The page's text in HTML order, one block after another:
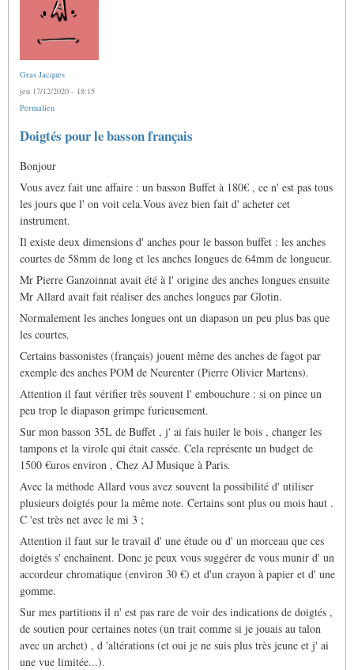
Gras Jacques
jeu 17/12/2020 - 18:15
Permalien
Doigtés pour le basson français
Bonjour
Vous avez fait une affaire : un basson Buffet à 180€ , ce n' est pas tous
les jours que l' on voit cela.Vous avez bien fait d' acheter cet
instrument.
Il existe deux dimensions d' anches pour le basson buffet : les anches
courtes de 58mm de long et les anches longues de 64mm de longueur.
Mr Pierre Ganzoinnat avait été à l' origine des anches longues ensuite
Mr Allard avait fait réaliser des anches longues par Glotin.
Normalement les anches longues ont un diapason un peu plus bas que
les courtes.
Certains bassonistes (français) jouent même des anches de fagot par
exemple des anches POM de Neurenter (Pierre Olivier Martens).
Attention il faut vérifier très souvent l' embouchure : si on pince un
peu trop le diapason grimpe furieusement.
Sur mon basson 35L de Buffet , j' ai fais huiler le bois , changer les
tampons et la virole qui était cassée. Cela représente un budget de
1500 €uros environ , Chez AJ Musique à Paris.
Avec la méthode Allard vous avez souvent la possibilité d' utiliser
plusieurs doigtés pour la même note. Certains sont plus ou mois haut .
C 'est très net avec le mi 3 ;
Attention il faut sur le travail d' une étude ou d' un morceau que ces
doigtés s' enchaînent. Donc je peux vous suggérer de vous munir d' un
accordeur chromatique (environ 30 €) et d'un crayon à papier et d' une
gomme.
Sur mes partitions il n' est pas rare de voir des indications de doigtés ,
de soutien pour certaines notes (un trait comme si je jouais au talon
avec un archet) , d 'altérations (et oui je ne suis plus très jeune et j' ai
une vue limitée...).